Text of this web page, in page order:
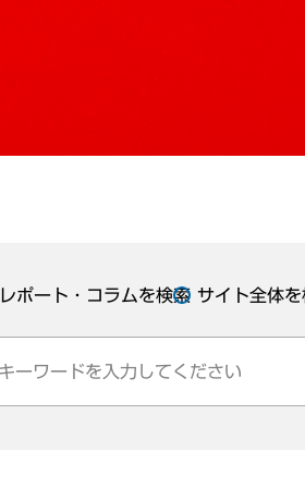
レポート・コラムを検索 サイト全体